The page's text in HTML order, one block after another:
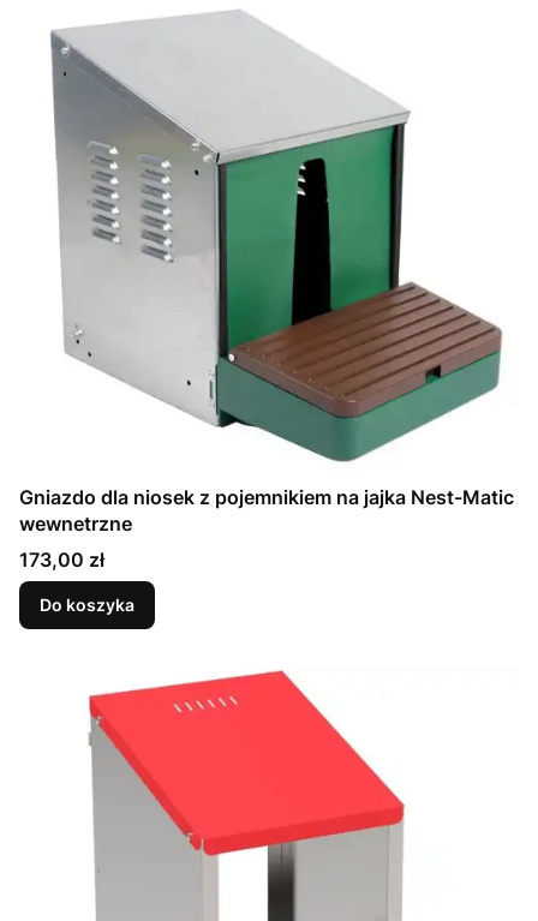
Gniazdo dla niosek z pojemnikiem na jajka Nest-Matic
wewnetrzne
Cena
173,00 zł
Do koszyka